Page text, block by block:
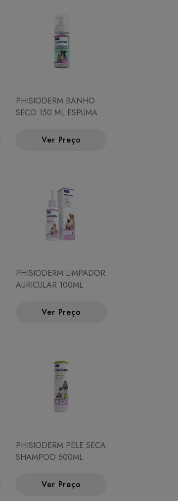
PHISIODERM BANHO
SECO 150 ML ESPUMA
Ver Preço
PHISIODERM LIMPADOR
AURICULAR 100ML
Ver Preço
PHISIODERM PELE SECA
SHAMPOO 500ML
Ver Preço